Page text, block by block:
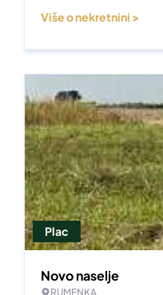
Više o nekretnini >
Plac
Novo naselje
RUMENKA